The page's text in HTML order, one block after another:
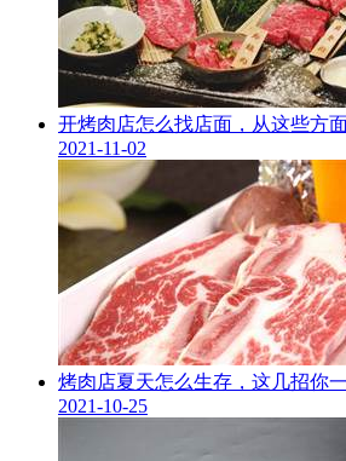
开烤肉店怎么找店面，从这些方
2021-11-02
烤肉店夏天怎么生存，这几招你
2021-10-25